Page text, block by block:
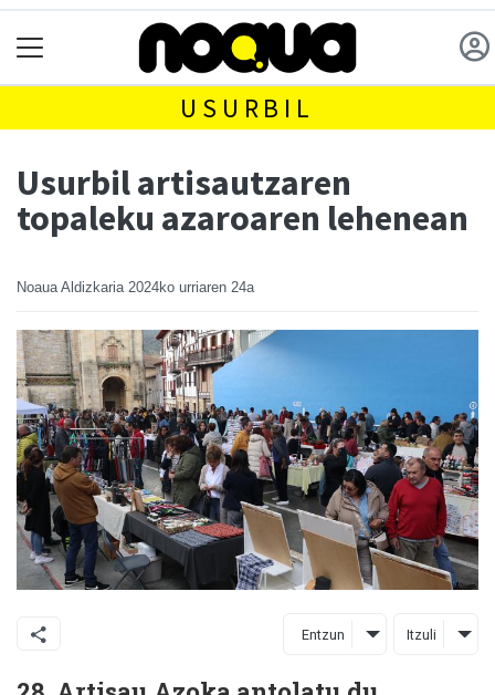
USURBIL
Usurbil artisautzaren
topaleku azaroaren lehenean
Noaua Aldizkaria 2024ko urriaren 24a
Entzun Itzuli